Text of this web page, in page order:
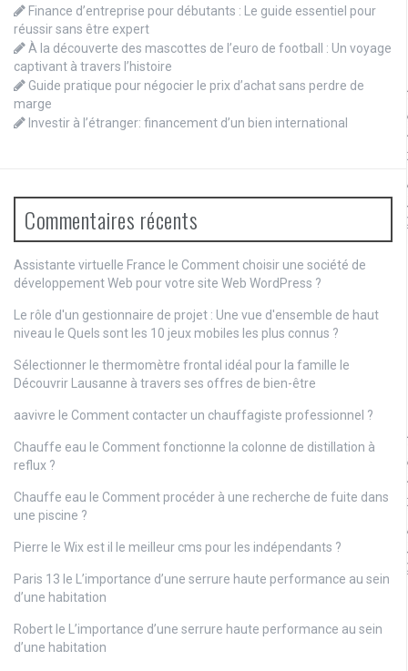
Finance d’entreprise pour débutants : Le guide essentiel pour
réussir sans être expert
À la découverte des mascottes de l’euro de football : Un voyage
captivant à travers l’histoire
Guide pratique pour négocier le prix d’achat sans perdre de
marge
Investir à l’étranger: financement d’un bien international
Commentaires récents
Assistante virtuelle France le Comment choisir une société de
développement Web pour votre site Web WordPress ?
Le rôle d'un gestionnaire de projet : Une vue d'ensemble de haut
niveau le Quels sont les 10 jeux mobiles les plus connus ?
Sélectionner le thermomètre frontal idéal pour la famille le
Découvrir Lausanne à travers ses offres de bien-être
aavivre le Comment contacter un chauffagiste professionnel ?
Chauffe eau le Comment fonctionne la colonne de distillation à
reflux ?
Chauffe eau le Comment procéder à une recherche de fuite dans
une piscine ?
Pierre le Wix est il le meilleur cms pour les indépendants ?
Paris 13 le L’importance d’une serrure haute performance au sein
d’une habitation
Robert le L’importance d’une serrure haute performance au sein
d’une habitation